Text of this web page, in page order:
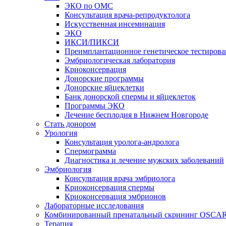
ЭКО по ОМС
Консультация врача-репродуктолога
Искусственная инсеминация
ЭКО
ИКСИ/ПИКСИ
Преимплантационное генетическое
Эмбриологическая лаборатория
Криоконсервация
Донорские программы
Донорские яйцеклетки
Банк донорской спермы и яйцеклеток
Программы ЭКО
Лечение бесплодия в Нижнем Новгороде
Стать донором
Урология
Консультация уролога-андролога
Спермограмма
Диагностика и лечение мужских заболеваний
Эмбриология
Консультация врача эмбриолога
Криоконсервация спермы
Криоконсервация эмбрионов
Лабораторные исследования
Комбинированный пренатальный скрининг
Терапия